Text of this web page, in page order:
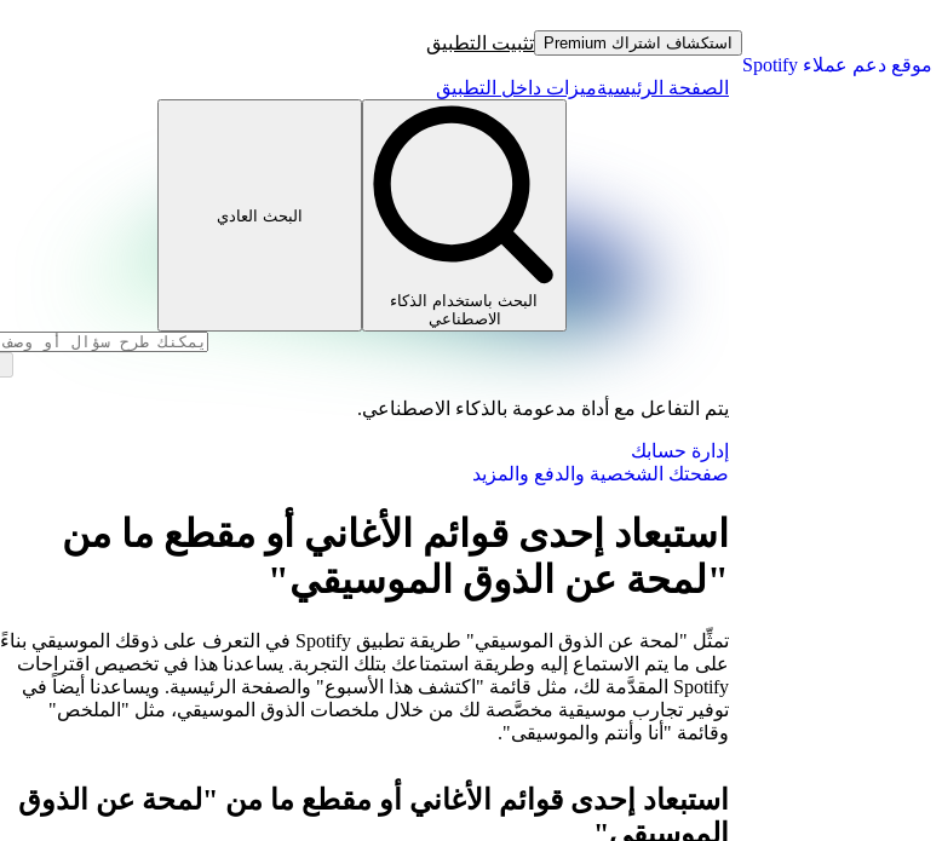
موقع دعم عملاء Spotify
استكشاف اشتراك Premium تثبيت التطبيق
الصفحة الرئيسيةميزات داخل التطبيق
البحث باستخدام الذكاء
الاصطناعي
البحث العادي
يتم التفاعل مع أداة مدعومة بالذكاء الاصطناعي.
إدارة حسابك
صفحتك الشخصية والدفع والمزيد
استبعاد إحدى قوائم الأغاني أو مقطع ما من
"لمحة عن الذوق الموسيقي"
تمثِّل "لمحة عن الذوق الموسيقي" طريقة تطبيق Spotify في التعرف على ذوقك الموسيقي بناءً
على ما يتم الاستماع إليه وطريقة استمتاعك بتلك التجربة. يساعدنا هذا في تخصيص اقتراحات
Spotify المقدَّمة لك، مثل قائمة "اكتشف هذا الأسبوع" والصفحة الرئيسية. ويساعدنا أيضاً في
توفير تجارب موسيقية مخصَّصة لك من خلال ملخصات الذوق الموسيقي، مثل "الملخص"
وقائمة "أنا وأنتم والموسيقى".
استبعاد إحدى قوائم الأغاني أو مقطع ما من "لمحة عن الذوق
الموسيقي"